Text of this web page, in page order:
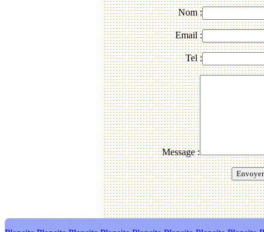
Nom :
Email :
Tel :
Message :